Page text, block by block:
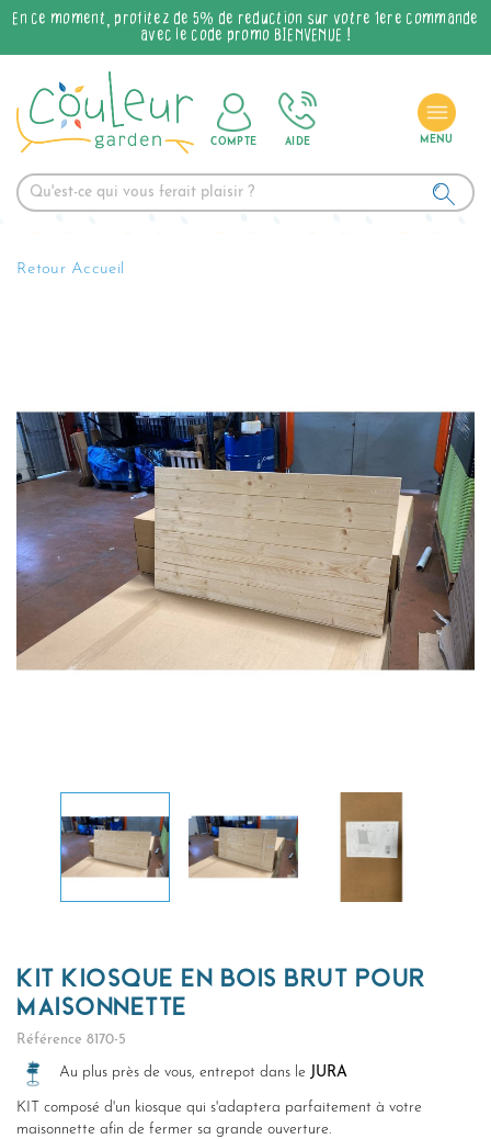
En ce moment, profitez de 5% de réduction sur votre 1ère commande
avec le code promo BIENVENUE !
COMPTE AIDE
Retour Accueil
KIT KIOSQUE EN BOIS BRUT POUR
MAISONNETTE
Référence 8170-5
Au plus près de vous, entrepot dans le JURA
KIT composé d'un kiosque qui s'adaptera parfaitement à votre
maisonnette afin de fermer sa grande ouverture.